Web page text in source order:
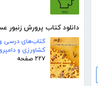
دانلود کتاب پرورش زنبور
کتاب‌های درسی
کشاورزی و
۲۲۷ صفحه